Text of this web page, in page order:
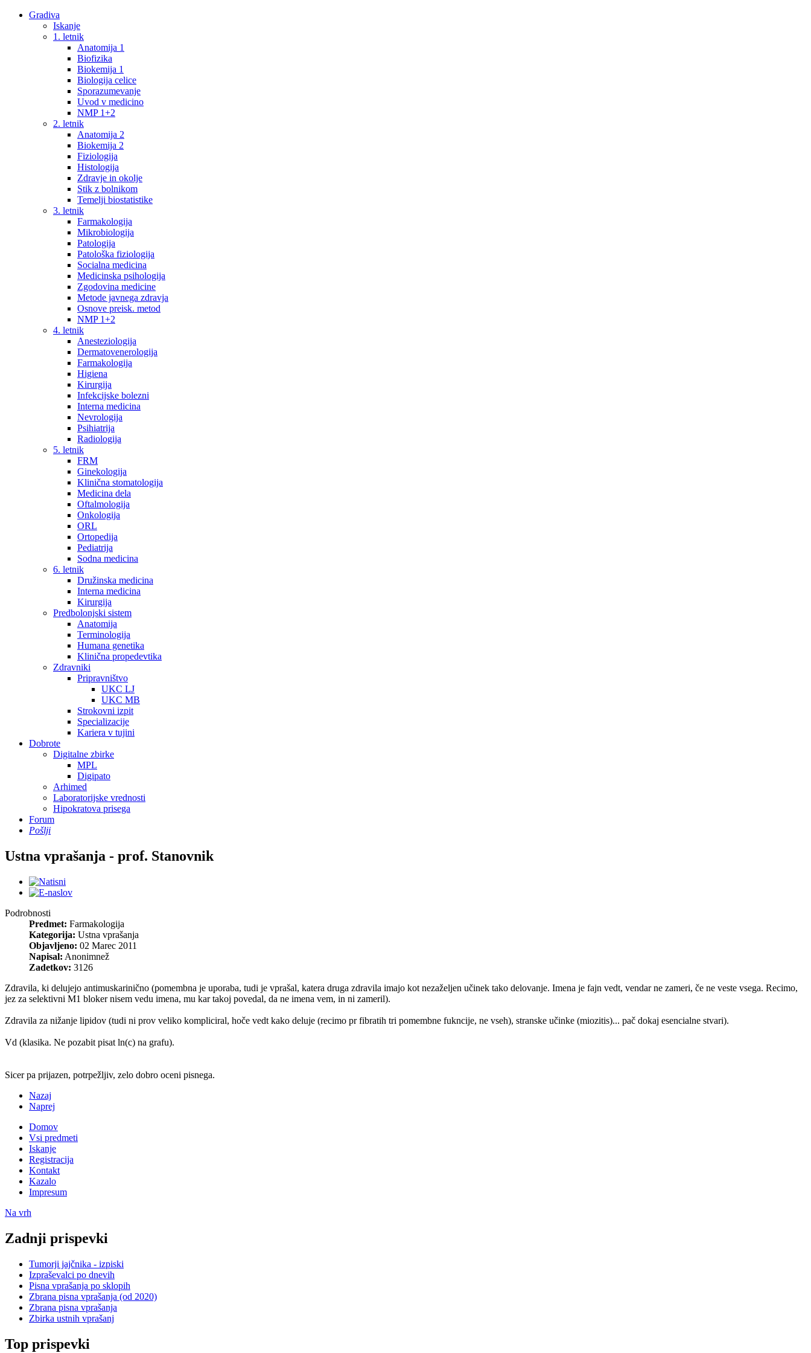
Gradiva
Iskanje
1. letnik
Anatomija 1
Biofizika
Biokemija 1
Biologija celice
Sporazumevanje
Uvod v medicino
NMP 1+2
2. letnik
Anatomija 2
Biokemija 2
Fiziologija
Histologija
Zdravje in okolje
Stik z bolnikom
Temelji biostatistike
3. letnik
Farmakologija
Mikrobiologija
Patologija
Patološka fiziologija
Socialna medicina
Medicinska psihologija
Zgodovina medicine
Metode javnega zdravja
Osnove preisk. metod
NMP 1+2
4. letnik
Anesteziologija
Dermatovenerologija
Farmakologija
Higiena
Kirurgija
Infekcijske bolezni
Interna medicina
Nevrologija
Psihiatrija
Radiologija
5. letnik
FRM
Ginekologija
Klinična stomatologija
Medicina dela
Oftalmologija
Onkologija
ORL
Ortopedija
Pediatrija
Sodna medicina
6. letnik
Družinska medicina
Interna medicina
Kirurgija
Predbolonjski sistem
Anatomija
Terminologija
Humana genetika
Klinična propedevtika
Zdravniki
Pripravništvo
UKC LJ
UKC MB
Strokovni izpit
Specializacije
Kariera v tujini
Dobrote
Digitalne zbirke
MPL
Digipato
Arhimed
Laboratorijske vrednosti
Hipokratova prisega
Forum
Pošlji
Ustna vprašanja - prof. Stanovnik
Podrobnosti
Predmet: Farmakologija
Kategorija: Ustna vprašanja
Objavljeno: 02 Marec 2011
Napisal: Anonimnež
Zadetkov: 3126
Zdravila, ki delujejo antimuskarinično (pomembna je uporaba, tudi je vprašal, katera druga zdravila imajo kot nezaželjen učinek tako delovanje. Imena je fajn vedt, vendar ne zameri, če ne veste vsega. Recimo,
jez za selektivni M1 bloker nisem vedu imena, mu kar takoj povedal, da ne imena vem, in ni zameril).
Zdravila za nižanje lipidov (tudi ni prov veliko kompliciral, hoče vedt kako deluje (recimo pr fibratih tri pomembne fukncije, ne vseh), stranske učinke (miozitis)... pač dokaj esencialne stvari).
Vd (klasika. Ne pozabit pisat ln(c) na grafu).
Sicer pa prijazen, potrpežljiv, zelo dobro oceni pisnega.
Nazaj
Naprej
Domov
Vsi predmeti
Iskanje
Registracija
Kontakt
Kazalo
Impresum
Na vrh
Zadnji prispevki
Tumorji jajčnika - izpiski
Izpraševalci po dnevih
Pisna vprašanja po sklopih
Zbrana pisna vprašanja (od 2020)
Zbrana pisna vprašanja
Zbirka ustnih vprašanj
Top prispevki